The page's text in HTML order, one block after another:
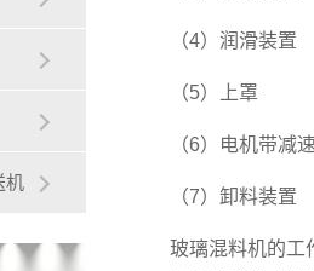
机
（4）润滑装置
（5）上罩
（6）电机带减
（7）卸料装置
玻璃混料机的工